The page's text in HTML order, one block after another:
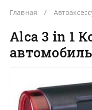
Главная
Alca 3 in 1